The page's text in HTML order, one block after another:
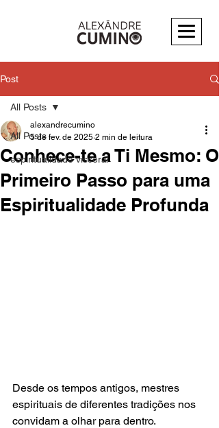
Post
All Posts
espiritualidade visceral
All Posts
Conhece-te a Ti Mesmo: O
Primeiro Passo para uma
Espiritualidade Profunda
alexandrecumino
5 de fev. de 2025 2 min de leitura
Desde os tempos antigos, mestres
espirituais de diferentes tradições nos
convidam a olhar para dentro.